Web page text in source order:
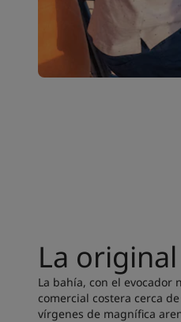
La
La bahía, con el
comercial costera cerca
vírgenes de magnífica